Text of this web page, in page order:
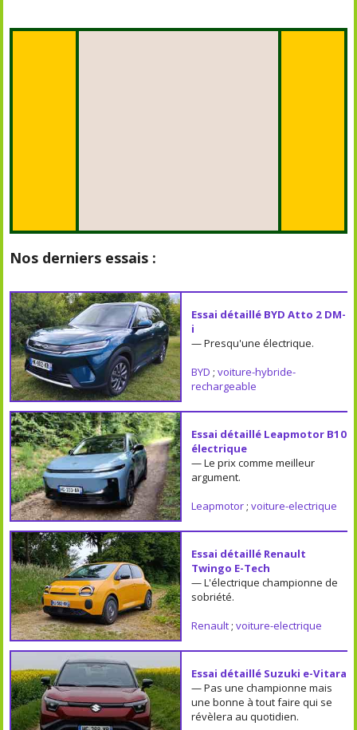
Nos derniers essais :
Essai détaillé BYD Atto 2 DM-
i
— Presqu'une électrique.
BYD ; voiture-hybride-
rechargeable
Essai détaillé Leapmotor B10
électrique
— Le prix comme meilleur
argument.
Leapmotor; voiture-electrique
Essai détaillé Renault
Twingo E-Tech
— L'électrique championne de
sobriété.
Renault; voiture-electrique
Essai détaillé Suzuki e-Vitara
— Pas une championne mais
une bonne à tout faire qui se
révèlera au quotidien.